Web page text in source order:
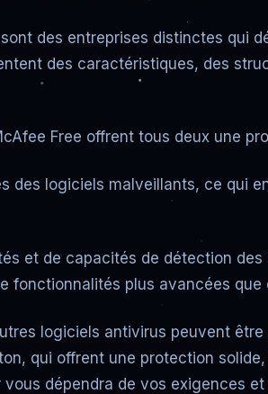
des entreprises distinctes qui
des caractéristiques, des
Free offrent tous deux une
des logiciels malveillants, ce qui
et de capacités de détection
plus avancées que
logiciels antivirus peuvent
qui offrent une protection
dépendra de vos exigences